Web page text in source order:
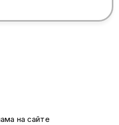
на сайте